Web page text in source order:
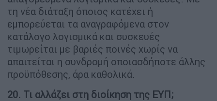
τη νέα διάταξη όποιος κατέχει ή
εμπορεύεται τα αναγραφόμενα στον
κατάλογο λογισμικά και συσκευές
τιμωρείται με βαριές ποινές χωρίς να
απαιτείται η συνδρομή οποιασδήποτε άλλης
προϋπόθεσης, άρα καθολικά.
20. Τι αλλάζει στη διοίκηση της ΕΥΠ;